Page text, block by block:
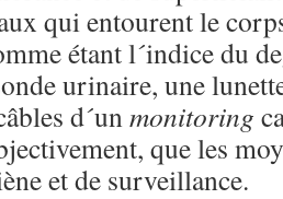
qui entourent le
étant l´indice du
urinaire, une
d´unmonitoring
que les
et de surveillance.